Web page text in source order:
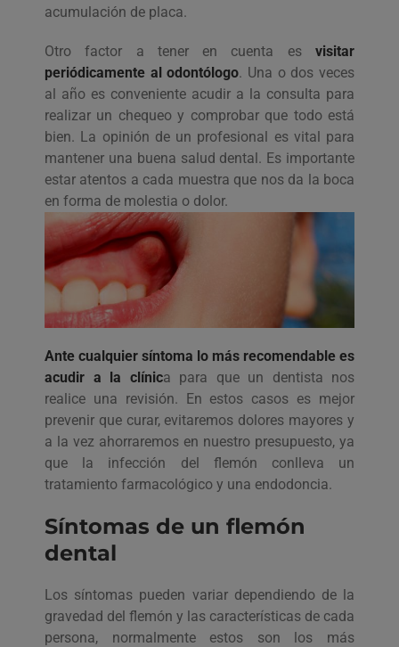
acumulación de placa.
Otro factor a tener en cuenta es visitar
periódicamente al odontólogo. Una o dos veces
al año es conveniente acudir a la consulta para
realizar un chequeo y comprobar que todo está
bien. La opinión de un profesional es vital para
mantener una buena salud dental. Es importante
estar atentos a cada muestra que nos da la boca
en forma de molestia o dolor.
Ante cualquier síntoma lo más recomendable es
acudir a la clínica para que un dentista nos
realice una revisión. En estos casos es mejor
prevenir que curar, evitaremos dolores mayores y
a la vez ahorraremos en nuestro presupuesto, ya
que la infección del flemón conlleva un
tratamiento farmacológico y una endodoncia.
Síntomas de un flemón
dental
Los síntomas pueden variar dependiendo de la
gravedad del flemón y las características de cada
persona, normalmente estos son los más